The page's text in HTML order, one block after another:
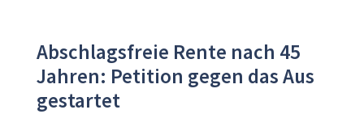
Abschlagsfreie Rente nach 45
Jahren: Petition gegen das Aus
gestartet